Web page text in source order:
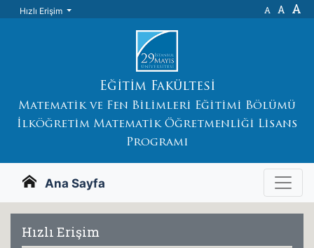
Hızlı Erişim A A A
Eğitim Fakültesi
Matematik ve Fen Bilimleri Eğitimi Bölümü
İlköğretim Matematik Öğretmenliği Lisans
Programı
Ana Sayfa
Hızlı Erişim